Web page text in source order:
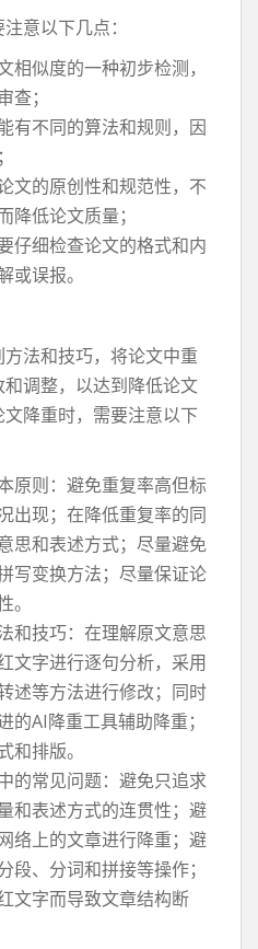
意以下几点：
相似度的一种初步检测，
查；
有不同的算法和规则，因
文的原创性和规范性，不
降低论文质量；
仔细检查论文的格式和内
或误报。
法和技巧，将论文中重
调整，以达到降低论文
降重时，需要注意以下
原则：避免重复率高但标
出现；在降低重复率的同
思和表述方式；尽量避免
写变换方法；尽量保证论
。
和技巧：在理解原文意思
文字进行逐句分析，采用
述等方法进行修改；同时
的AI降重工具辅助降重；
和排版。
的常见问题：避免只追求
和表述方式的连贯性；避
络上的文章进行降重；避
段、分词和拼接等操作；
文字而导致文章结构断